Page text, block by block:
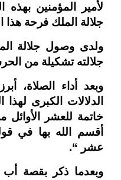
لأمير المؤمنين بهذه
جلالة الملك فرحة هذا
ولدى وصول جلالة
جلالته تشكيلة من
وبعد أداء الصلاة،
الدلالات الكبرى
خاتمة للعشر الأوائل
أقسم الله بها في
عشر “.
وبعدما ذكر بقصة أب